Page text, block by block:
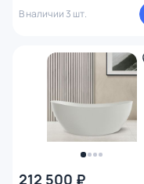
В наличии 3 шт.
212 500 ₽